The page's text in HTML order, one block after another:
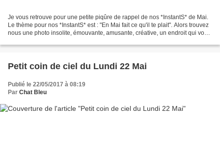
Je vous retrouve pour une petite piqûre de rappel de nos *InstantS* de Mai.
Le thème pour nos *InstantS* est : "En Mai fait ce qu'il te plait". Alors trouvez
nous une photo insolite, émouvante, amusante, créative, un endroit qui vous
Petit coin de ciel du Lundi 22 Mai
Publié le 22/05/2017 à 08:19
Par Chat Bleu